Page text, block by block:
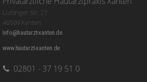
Lüttinger Str. 27
46509 Xanten
info@hautarzt-xanten.de
www.hautarzt-xanten.de
02801 - 37 19 51 0